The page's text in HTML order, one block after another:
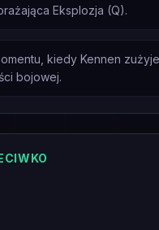
Eksplozja (Q).
kiedy Kennen
bojowej.